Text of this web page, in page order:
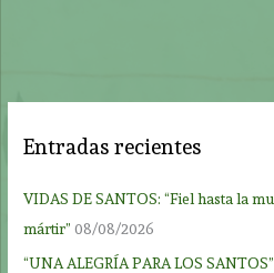
Entradas recientes
VIDAS DE SANTOS: “Fiel hasta la
mártir” 08/08/2026
“UNA ALEGRÍA PARA LOS SANTOS”